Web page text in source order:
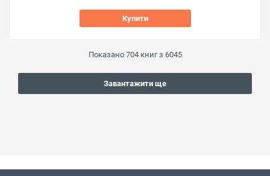
Купити
Показано 704книг з 6045
Завантажити ще